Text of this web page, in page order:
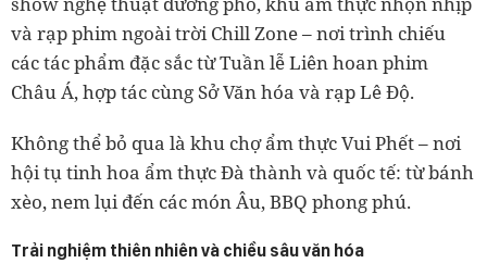
và rạp phim ngoài trời Chill Zone – nơi trình chiếu
các tác phẩm đặc sắc từ Tuần lễ Liên hoan phim
Châu Á, hợp tác cùng Sở Văn hóa và rạp Lê Độ.
Không thể bỏ qua là khu chợ ẩm thực Vui Phết – nơi
hội tụ tinh hoa ẩm thực Đà thành và quốc tế: từ bánh
xèo, nem lụi đến các món Âu, BBQ phong phú.
Trải nghiệm thiên nhiên và chiều sâu văn hóa